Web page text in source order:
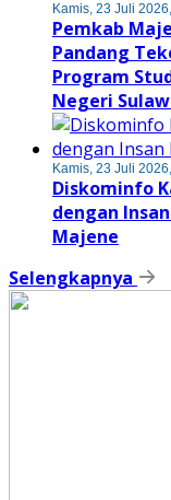
Kamis, 23 Juli
Pemkab
Pandang
Program
Negeri
Kamis, 23 Juli
Diskominfo
dengan Insan
Majene
Selengkapnya